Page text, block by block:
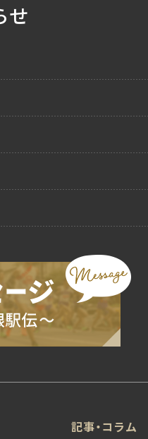
せ
記事・コラム